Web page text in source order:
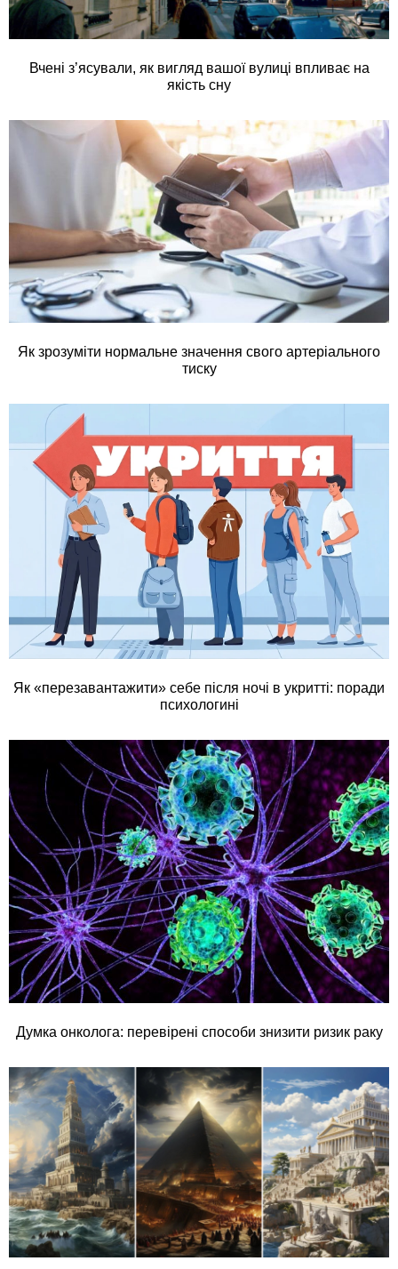
Вчені з’ясували, як вигляд вашої вулиці впливає на
якість сну
Як зрозуміти нормальне значення свого артеріального
тиску
Як «перезавантажити» себе після ночі в укритті: поради
психологині
Думка онколога: перевірені способи знизити ризик раку